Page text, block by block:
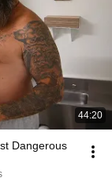
44:20
Dangerous